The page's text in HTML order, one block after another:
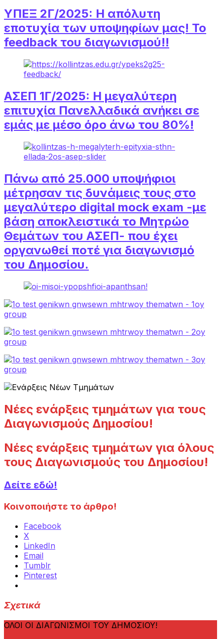
ΥΠΕΞ 2Γ/2025: Η απόλυτη
εποτυχία των υποψηφίων μας! Το
feedback του διαγωνισμού!!
ΑΣΕΠ 1Γ/2025: Η μεγαλύτερη
επιτυχία Πανελλαδικά ανήκει σε
εμάς με μέσο όρο άνω του 80%!
Πάνω από 25.000 υποψήφιοι
μέτρησαν τις δυνάμεις τους στο
μεγαλύτερο digital mock exam -με
βάση αποκλειστικά το Μητρώο
Θεμάτων του ΑΣΕΠ- που έχει
οργανωθεί ποτέ για διαγωνισμό
του Δημοσίου.
Νέες ενάρξεις τμημάτων για τους
Διαγωνισμούς Δημοσίου!
Νέες ενάρξεις τμημάτων για όλους
τους Διαγωνισμούς του Δημοσίου!
Δείτε εδώ!
Κοινοποιήστε το άρθρο!
Facebook
X
LinkedIn
Email
Tumblr
Pinterest
Σχετικά
ΟΛΟΙ ΟΙ ΔΙΑΓΩΝΙΣΜΟΙ ΤΟΥ ΔΗΜΟΣΙΟΥ!